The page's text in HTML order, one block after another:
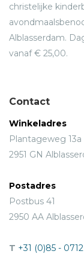
christelijke
Alblasserdam.
vanaf € 25,00.
Contact
Winkeladres
Plantageweg 13a
2951 GN
Postadres
Postbus 41
2950 AA
T +31 (0)85 -